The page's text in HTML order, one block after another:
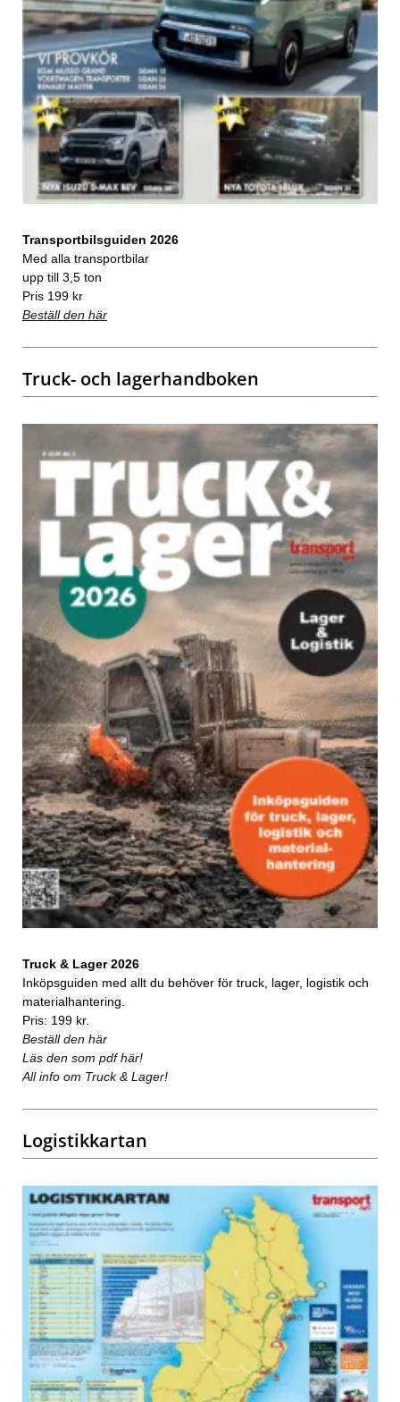
Transportbilsguiden 2026
Med alla transportbilar
upp till 3,5 ton
Pris 199 kr
Beställ den här
Truck- och lagerhandboken
Truck & Lager 2026
Inköpsguiden med allt du behöver för truck, lager, logistik och
materialhantering.
Pris: 199 kr.
Beställ den här
Läs den som pdf här!
All info om Truck & Lager!
Logistikkartan